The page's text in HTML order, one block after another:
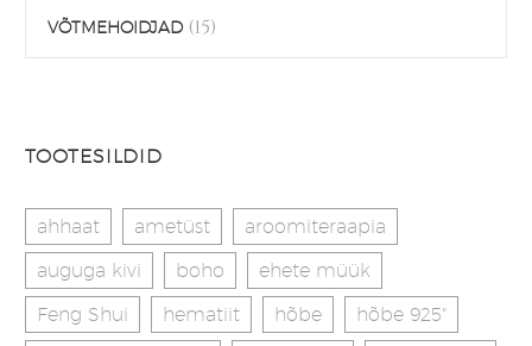
VÕTMEHOIDJAD (15)
TOOTESILDID
ahhaat ametüst
aroomiteraapia
auguga kivi
boho
ehete müük
Feng Shui
hematiit hõbe
hõbe 925"